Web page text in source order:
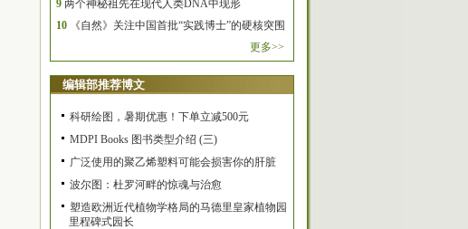
9 两个神秘祖先在现代人类DNA中现形
10
《自然》关注中国首批“实践博士”的硬核突围
更多>>
编辑部推荐博文
科研绘图，暑期优惠！下单立减500元
MDPI Books 图书类型介绍 (三)
广泛使用的聚乙烯塑料可能会损害你的肝脏
波尔图：杜罗河畔的惊魂与治愈
塑造欧洲近代植物学格局的马德里皇家植物园
里程碑式园长